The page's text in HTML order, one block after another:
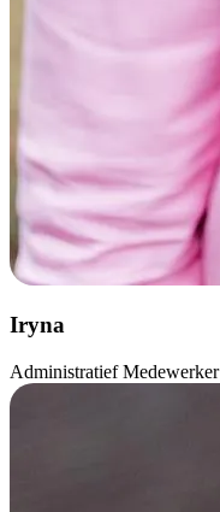
Iryna
Administratief Medewerker